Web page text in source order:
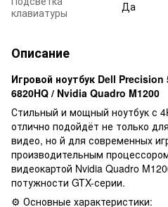
клавиатуры
Да
Описание
Игровой ноутбук Dell
6820HQ / Nvidia Quadro M1200
Стильный и мощный ноутбук с
отлично подойдёт не только
видео, но й для современных
производительным
видеокартой Nvidia Quadro
потужности GTX-серии.
⚙️ Основные характеристики: